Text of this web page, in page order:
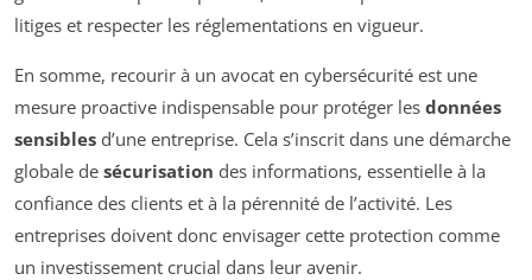
litiges et respecter les réglementations en vigueur.
En somme, recourir à un avocat en cybersécurité est une
mesure proactive indispensable pour protéger les données
sensibles d’une entreprise. Cela s’inscrit dans une démarche
globale de sécurisation des informations, essentielle à la
confiance des clients et à la pérennité de l’activité. Les
entreprises doivent donc envisager cette protection comme
un investissement crucial dans leur avenir.